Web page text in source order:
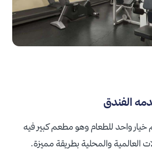
الفندق
خيار واحد للطعام وهو مطعم كبير فيه
العالمية والمحلية بطريقة مميزة.